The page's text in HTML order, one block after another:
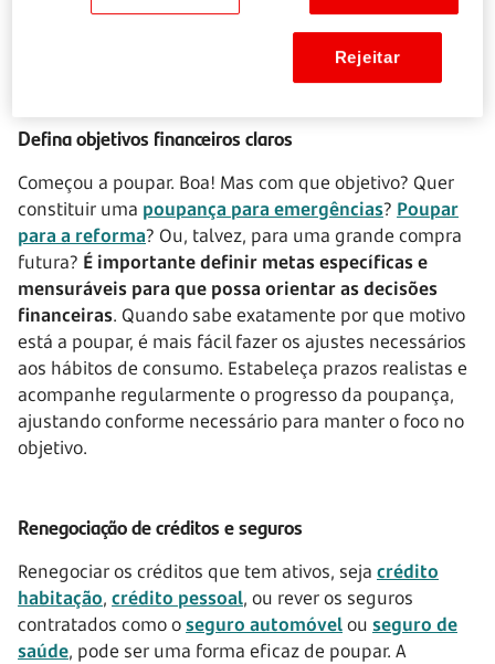
Identifique onde pode cortar sem comprometer o
essencial e ajuste o plano financeiro de acordo.
Defina objetivos financeiros claros
Começou a poupar. Boa! Mas com que objetivo? Quer
constituir uma poupança para emergências? Poupar
para a reforma? Ou, talvez, para uma grande compra
futura? É importante definir metas específicas e
mensuráveis para que possa orientar as decisões
financeiras. Quando sabe exatamente por que motivo
está a poupar, é mais fácil fazer os ajustes necessários
aos hábitos de consumo. Estabeleça prazos realistas e
acompanhe regularmente o progresso da poupança,
ajustando conforme necessário para manter o foco no
objetivo.
Renegociação de créditos e seguros
Renegociar os créditos que tem ativos, seja crédito
habitação, crédito pessoal, ou rever os seguros
contratados como oseguro automóvelou seguro de
saúde, pode ser uma forma eficaz de poupar. A
Rejeitar